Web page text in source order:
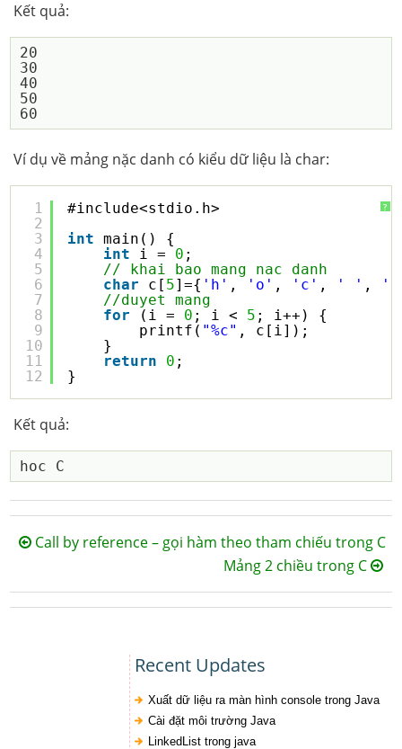
Kết quả:
20
30
40
50
Ví dụ về mảng nặc danh có kiểu dữ liệu là char:
?
1
2
3
4
5
6
7
8
9
10
11
12
#include<stdio.h>
int
main() {
int
i = 0 ;
// khai bao mang nac danh
char
c[ 5]={ 'h' , 'o' , 'c' , ' ' ,
//duyet mang
for
(i = 0 ; i < 5 ; i++) {
printf( "%c" , c[i]);
}
return
0 ;
}
Kết quả:
Call by reference – gọi hàm theo tham chiếu trong C
Mảng 2 chiều trong C
Recent Updates
Xuất dữ liệu ra màn hình console trong Java
Cài đặt môi trường Java
LinkedList trong java